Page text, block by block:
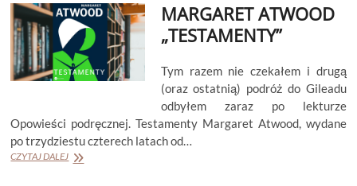
MARGARET ATWOOD
„TESTAMENTY”
Tym razem nie czekałem i drugą
(oraz ostatnią) podróż do Gileadu
odbyłem zaraz po lekturze
Opowieści podręcznej. Testamenty Margaret Atwood, wydane
po trzydziestu czterech latach od…
CZYTAJ DALEJMARGARET